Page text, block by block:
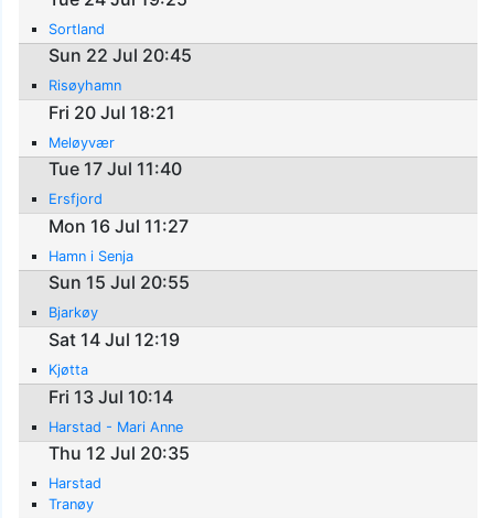
Sortland
Sun 22 Jul 20:45
Risøyhamn
Fri 20 Jul 18:21
Meløyvær
Tue 17 Jul 11:40
Ersfjord
Mon 16 Jul 11:27
Hamn i Senja
Sun 15 Jul 20:55
Bjarkøy
Sat 14 Jul 12:19
Kjøtta
Fri 13 Jul 10:14
Harstad - Mari Anne
Thu 12 Jul 20:35
Harstad
Tranøy